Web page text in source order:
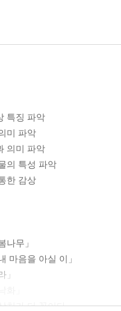
특징 파악
미 파악
의미 파악
의 특성 파악
한 감상
나무」
마음을 아실 이」
」
처가 더 꽃이다」